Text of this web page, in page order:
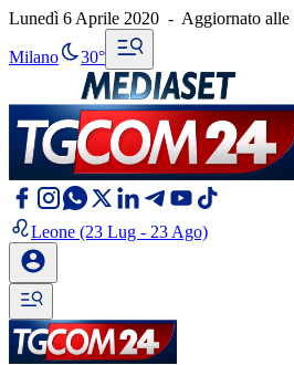
Lunedì 6 Aprile 2020 - Aggiornato alle
Milano 30°
Leone (23 Lug - 23 Ago)